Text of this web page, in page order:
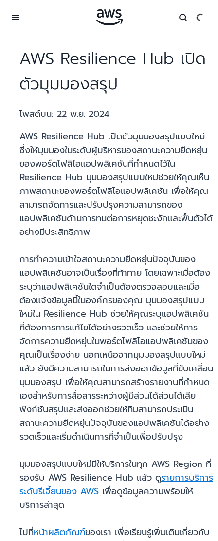
AWS Resilience Hub เปิด
ตัวมุมมองสรุป
โพสต์บน: 22 พ.ย. 2024
AWS Resilience Hub เปิดตัวมุมมองสรุปแบบใหม่
ซึ่งให้มุมมองในระดับผู้บริหารของสถานะความยืดหยุ่น
ของพอร์ตโฟลิโอแอปพลิเคชันที่กำหนดไว้ใน
Resilience Hub มุมมองสรุปแบบใหม่ช่วยให้คุณเห็น
ภาพสถานะของพอร์ตโฟลิโอแอปพลิเคชัน เพื่อให้คุณ
สามารถจัดการและปรับปรุงความสามารถของ
แอปพลิเคชันด้านการทนต่อการหยุดชะงักและฟื้นตัวได้
อย่างมีประสิทธิภาพ
การทำความเข้าใจสถานะความยืดหยุ่นปัจจุบันของ
แอปพลิเคชันอาจเป็นเรื่องที่ท้าทาย โดยเฉพาะเมื่อต้อง
ระบุว่าแอปพลิเคชันใดจำเป็นต้องตรวจสอบและเมื่อ
ต้องแจ้งข้อมูลนี้ในองค์กรของคุณ มุมมองสรุปแบบ
ใหม่ใน Resilience Hub ช่วยให้คุณระบุแอปพลิเคชัน
ที่ต้องการการแก้ไขได้อย่างรวดเร็ว และช่วยให้การ
จัดการความยืดหยุ่นในพอร์ตโฟลิโอแอปพลิเคชันของ
คุณเป็นเรื่องง่าย นอกเหนือจากมุมมองสรุปแบบใหม่
แล้ว ยังมีความสามารถในการส่งออกข้อมูลที่ขับเคลื่อน
มุมมองสรุป เพื่อให้คุณสามารถสร้างรายงานที่กำหนด
เองสำหรับการสื่อสารระหว่างผู้มีส่วนได้ส่วนได้เสีย
ฟังก์ชันสรุปและส่งออกช่วยให้ทีมสามารถประเมิน
สถานะความยืดหยุ่นปัจจุบันของแอปพลิเคชันได้อย่าง
รวดเร็วและเริ่มดำเนินการที่จำเป็นเพื่อปรับปรุง
มุมมองสรุปแบบใหม่มีให้บริการในทุก AWS Region ที่
รองรับ AWS Resilience Hub แล้ว ดูรายการบริการ
ระดับรีเจี้ยนของ AWS เพื่อดูข้อมูลความพร้อมให้
บริการล่าสุด
ไปที่หน้าผลิตภัณฑ์ของเรา เพื่อเรียนรู้เพิ่มเติมเกี่ยวกับ